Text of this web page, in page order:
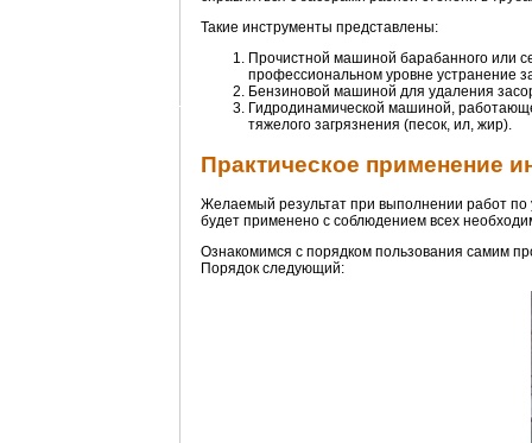
Такие инструменты представлены:
Прочистной машиной барабанного или
профессиональном уровне устранение
Бензиновой машиной для удаления
Гидродинамической машиной,
тяжелого загрязнения (песок, ил, жир).
Практическое применение
Желаемый результат при выполнении работ по
будет применено с соблюдением всех
Ознакомимся с порядком пользования самим
Порядок следующий: